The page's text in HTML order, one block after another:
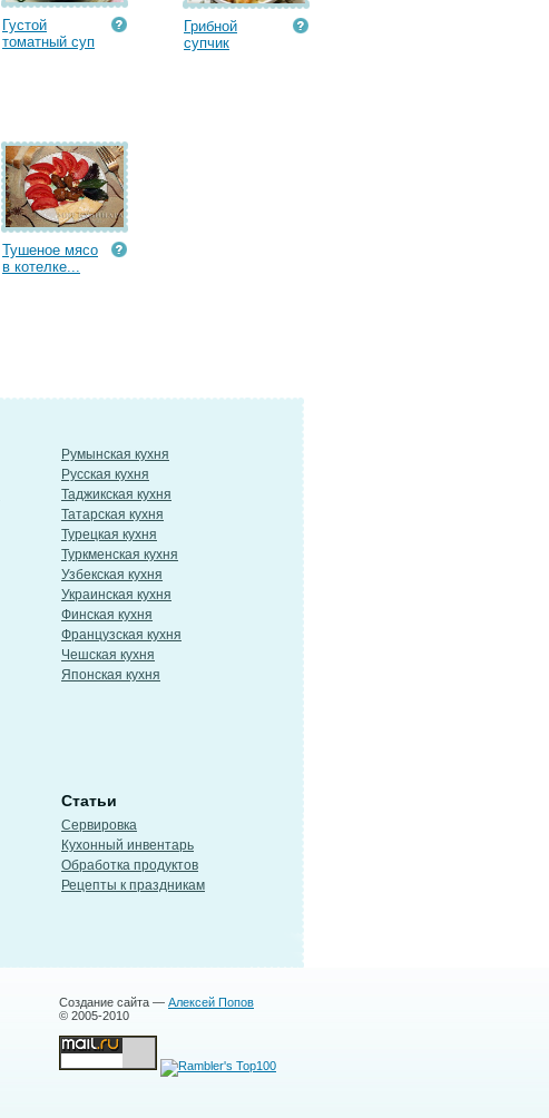
Густой
томатный суп
Грибной
супчик
Тушеное мясо
в котелке...
Румынская кухня
Русская кухня
Таджикская кухня
Татарская кухня
Турецкая кухня
Туркменская кухня
Узбекская кухня
Украинская кухня
Финская кухня
Французская кухня
Чешская кухня
Японская кухня
Статьи
Сервировка
Кухонный инвентарь
Обработка продуктов
Рецепты к праздникам
Создание сайта — Алексей Попов
© 2005-2010